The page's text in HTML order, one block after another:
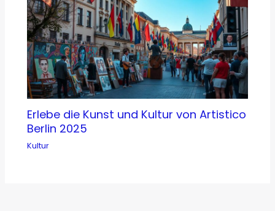
Erlebe die Kunst und Kultur von Artistico
Berlin 2025
Kultur